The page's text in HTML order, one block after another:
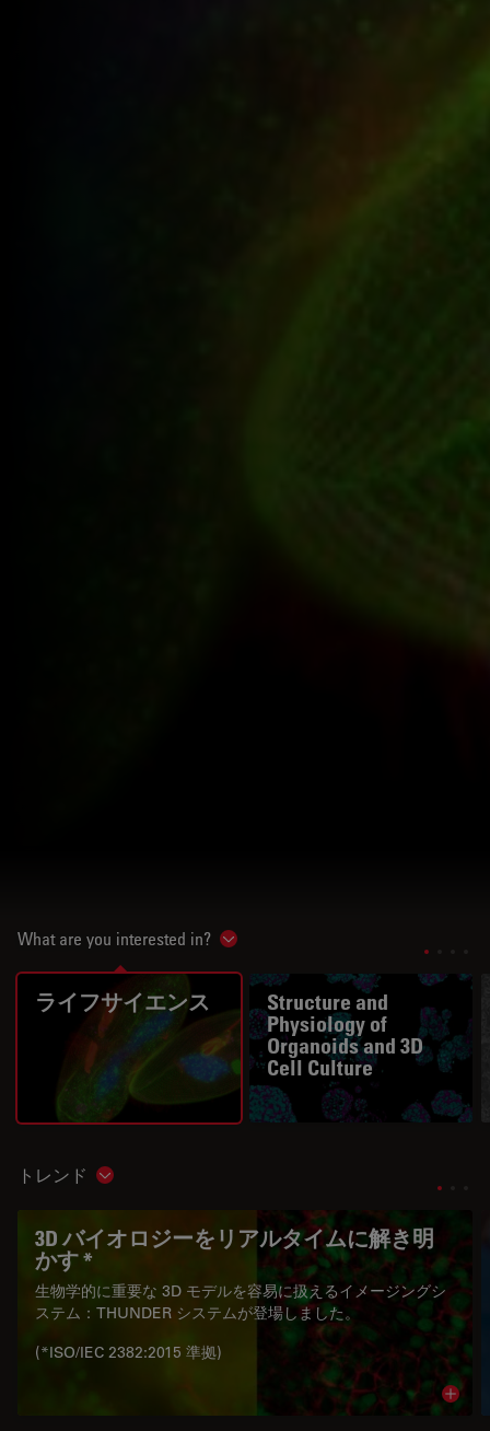
What are you interested in? Show subnavigation
ライフサイエンス
Structure and
Physiology of
Organoids and 3D
Cell Culture
トレンド Show subnavigation
3D バイオロジーをリアルタイムに解き明
かす *
生物学的に重要な 3D モデルを容易に扱えるイメージングシ
ステム：THUNDER システムが登場しました。
(*ISO/IEC 2382:2015 準拠)